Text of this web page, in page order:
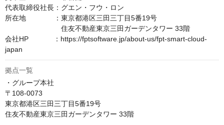
代表取締役社長：グエン・フウ・ロン
所在地　　　　：東京都港区三田三丁目5番19号
住友不動産東京三田ガーデンタワー 33階
会社HP　　　  ：https://fptsoftware.jp/about-us/fpt-smart-cloud-
japan
拠点一覧
・グループ本社
〒108-0073
東京都港区三田三丁目5番19号
住友不動産東京三田ガーデンタワー 33階